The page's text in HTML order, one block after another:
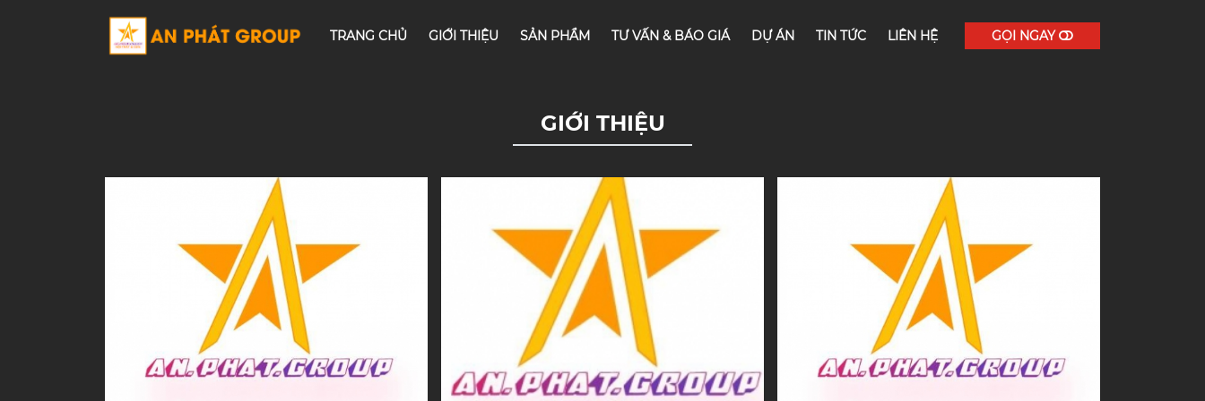
TRANG CHỦ GIỚI THIỆU SẢN PHẨM TƯ VẤN & BÁO GIÁ DỰ ÁN TIN TỨC LIÊN HỆ GỌI NGAY
GIỚI THIỆU